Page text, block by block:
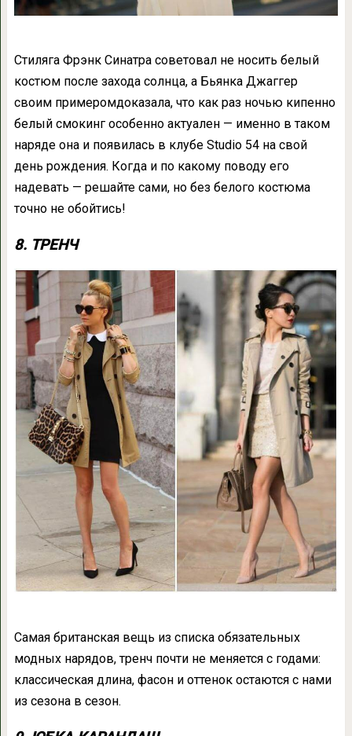
Стиляга Фрэнк Синатра советовал не носить белый
костюм после захода солнца, а Бьянка Джаггер
своим примеромдоказала, что как раз ночью кипенно
белый смокинг особенно актуален — именно в таком
наряде она и появилась в клубе Studio 54 на свой
день рождения. Когда и по какому поводу его
надевать — решайте сами, но без белого костюма
точно не обойтись!
8. ТРЕНЧ
Самая британская вещь из списка обязательных
модных нарядов, тренч почти не меняется с годами:
классическая длина, фасон и оттенок остаются с нами
из сезона в сезон.